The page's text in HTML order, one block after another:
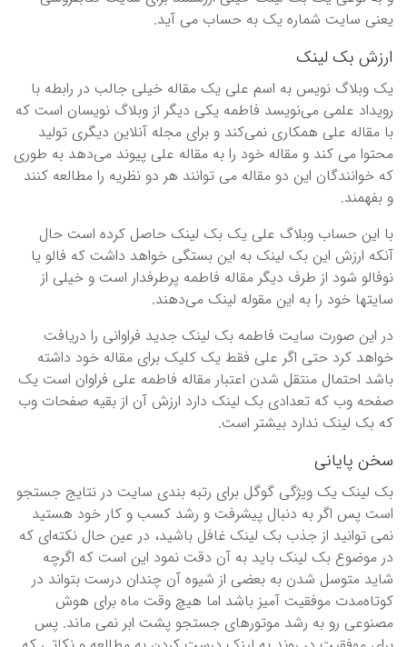
یعنی سایت شماره یک به حساب می آید.
ارزش بک لینک
یک وبلاگ نویس به اسم علی یک مقاله خیلی جالب در رابطه با
رویداد علمی می‌نویسد فاطمه یکی دیگر از وبلاگ نویسان است که
با مقاله علی همکاری نمی‌کند و برای مجله آنلاین دیگری تولید
محتوا می کند و مقاله خود را به مقاله علی پیوند می‌دهد به طوری
که خوانندگان این دو مقاله می توانند هر دو نظریه را مطالعه کنند
و بفهمند.
با این حساب وبلاگ علی یک بک لینک حاصل کرده است حال
آنکه ارزش این بک لینک به این بستگی خواهد داشت که فالو یا
نوفالو شود از طرف دیگر مقاله فاطمه پرطرفدار است و خیلی از
سایتها خود را به این مقوله لینک می‌دهند.
در این صورت سایت فاطمه بک لینک جدید فراوانی را دریافت
خواهد کرد حتی اگر علی فقط یک کلیک برای مقاله خود داشته
باشد احتمال منتقل شدن اعتبار مقاله فاطمه علی فراوان است یک
صفحه وب که تعدادی بک لینک دارد ارزش آن از بقیه صفحات وب
که بک لینک ندارد بیشتر است.
سخن پایانی
بک لینک یک ویژگی گوگل برای رتبه بندی سایت در نتایج جستجو
است پس اگر به دنبال پیشرفت و رشد کسب و کار خود هستید
نمی توانید از جذب بک لینک غافل باشید، در عین حال نکته‌ای که
در موضوع بک لینک باید به آن دقت نمود این است که اگرچه
شاید متوسل شدن به بعضی از شیوه آن چندان درست بتواند در
کوتاه‌مدت موفقیت آمیز باشد اما هیچ وقت ماه برای هوش
مصنوعی رو به رشد موتورهای جستجو پشت ابر نمی ماند. پس